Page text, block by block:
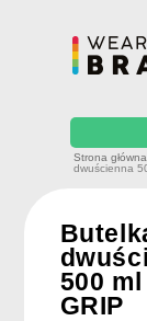
Strona główna
dwuścienna
500
GRIP